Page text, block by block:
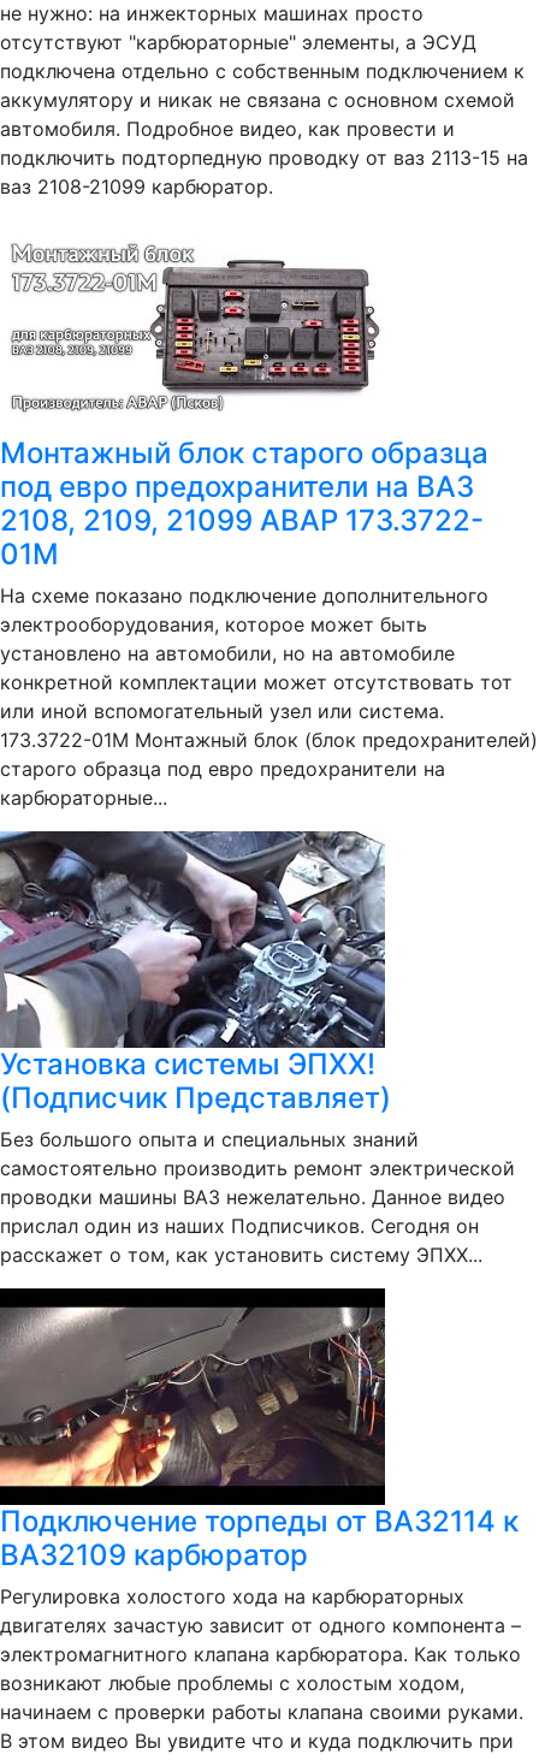
не нужно: на инжекторных машинах просто
отсутствуют "карбюраторные" элементы, а ЭСУД
подключена отдельно с собственным подключением к
аккумулятору и никак не связана с основном схемой
автомобиля. Подробное видео, как провести и
подключить подторпедную проводку от ваз 2113-15 на
ваз 2108-21099 карбюратор.
Монтажный блок старого образца
под евро предохранители на ВАЗ
2108, 2109, 21099 АВАР 173.3722-
01М
На схеме показано подключение дополнительного
электрооборудования, которое может быть
установлено на автомобили, но на автомобиле
конкретной комплектации может отсутствовать тот
или иной вспомогательный узел или система.
173.3722-01М Монтажный блок (блок предохранителей)
старого образца под евро предохранители на
карбюраторные...
Установка системы ЭПХХ!
(Подписчик Представляет)
Без большого опыта и специальных знаний
самостоятельно производить ремонт электрической
проводки машины ВАЗ нежелательно. Данное видео
прислал один из наших Подписчиков. Сегодня он
расскажет о том, как установить систему ЭПХХ...
Подключение торпеды от ВАЗ2114 к
ВАЗ2109 карбюратор
Регулировка холостого хода на карбюраторных
двигателях зачастую зависит от одного компонента –
электромагнитного клапана карбюратора. Как только
возникают любые проблемы с холостым ходом,
начинаем с проверки работы клапана своими руками.
В этом видео Вы увидите что и куда подключить при